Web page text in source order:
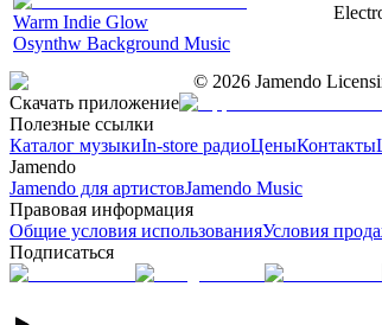
Warm Indie Glow
Osynthw Background Music
© 2026 Jamendo
Скачать приложение
Полезные ссылки
Каталог музыкиIn-store радиоЦеныКонтакты
Jamendo
Jamendo для артистовJamendo Music
Правовая информация
Общие условия использованияУсловия
Подписаться